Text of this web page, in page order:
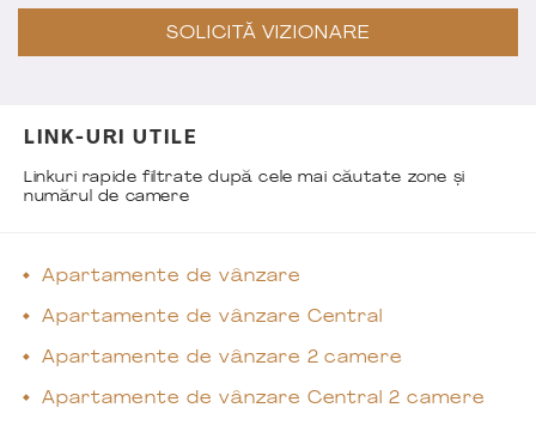
SOLICITĂ VIZIONARE
LINK-URI UTILE
Linkuri rapide filtrate după cele mai căutate zone și
numărul de camere
Apartamente de vânzare
Apartamente de vânzare Central
Apartamente de vânzare 2 camere
Apartamente de vânzare Central 2 camere